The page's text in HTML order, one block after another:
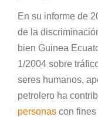
En su informe de
de la
bien Guinea
1/2004 sobre
seres humanos,
petrolero ha
personas con